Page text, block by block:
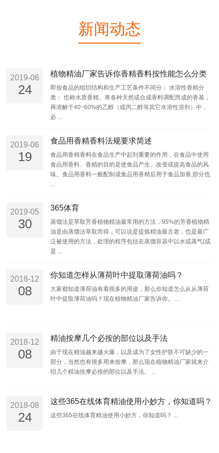
新闻动态
2019-06
24
植物精油厂家告诉你香精香料按性能怎么分类
即按食品的组织结构和生产工艺条件不同分： 水溶性香精分
类： 也称水质香精。将各种天然或合成香料调配而成的香基，
再溶解于40~60%的乙醇（或丙二醇等其它水溶性溶剂）中，
必 ...
2019-06
19
食品用香精香料法规要求简述
食品用香精香料在食品生产中起到重要的作用，在食品中使用
食品用香料、香精的目的是使食品产生、改变或提高食品的风
味。食品用香料一般配制成食品用香精后用于食品加香,部分也
2019-05
30
365体育
蒸馏法是萃取芳香植物精油最常用的方法，95%的芳香植物精
油是由蒸馏法萃取而得，可以说是提炼精油最古老，也是最广
泛被使用的方法，处理的程序包括在蒸馏容器中以水或蒸气(或
是 ...
2018-12
08
你知道怎样从薄荷叶中提取薄荷油吗？
大家都知道薄荷油有着很多的用途，那么你知道怎么从从薄荷
叶中提取薄荷油吗？现在植物精油厂家告诉你。 ...
2018-12
08
精油按摩几个必按的部位以及手法
由于现在精油越来越火爆，以及成为了女性护肤不可缺少的一
部分，当然也有很多用来按摩，那么现在植物精油厂家就来介
绍几个精油按摩必按的部位以及手法。 ...
2018-08
24
这些365在线体育精油使用小妙方，你知道吗？
这些365在线体育精油使用小妙方，你知道吗？ ...